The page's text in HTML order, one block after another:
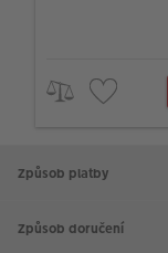
Způsob platby
Způsob doručení